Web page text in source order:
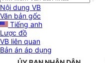
Nội dung VB
Văn bản gốc
Tiếng anh
Lược đồ
VB liên quan
Bản án áp dụng